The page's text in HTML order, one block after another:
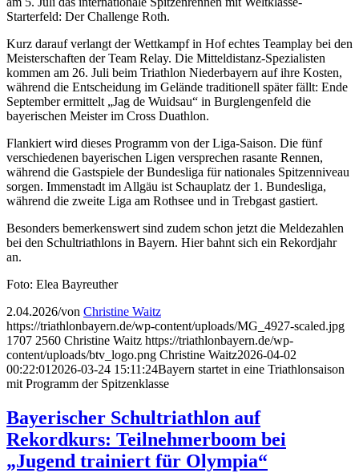
Starterfeld: Der Challenge Roth.
Kurz darauf verlangt der Wettkampf in Hof echtes Teamplay bei den
Meisterschaften der Team Relay. Die Mitteldistanz-Spezialisten
kommen am 26. Juli beim Triathlon Niederbayern auf ihre Kosten,
während die Entscheidung im Gelände traditionell später fällt: Ende
September ermittelt „Jag de Wuidsau“ in Burglengenfeld die
bayerischen Meister im Cross Duathlon.
Flankiert wird dieses Programm von der Liga-Saison. Die fünf
verschiedenen bayerischen Ligen versprechen rasante Rennen,
während die Gastspiele der Bundesliga für nationales Spitzenniveau
sorgen. Immenstadt im Allgäu ist Schauplatz der 1. Bundesliga,
während die zweite Liga am Rothsee und in Trebgast gastiert.
Besonders bemerkenswert sind zudem schon jetzt die Meldezahlen
bei den Schultriathlons in Bayern. Hier bahnt sich ein Rekordjahr
an.
Foto: Elea Bayreuther
2.04.2026/von Christine Waitz
https://triathlonbayern.de/wp-content/uploads/MG_4927-scaled.jpg
1707 2560 Christine Waitz https://triathlonbayern.de/wp-
content/uploads/btv_logo.png Christine Waitz2026-04-02
00:22:01 2026-03-24 15:11:24Bayern startet in eine Triathlonsaison
mit Programm der Spitzenklasse
Bayerischer Schultriathlon auf
Rekordkurs: Teilnehmerboom bei
„Jugend trainiert für Olympia“